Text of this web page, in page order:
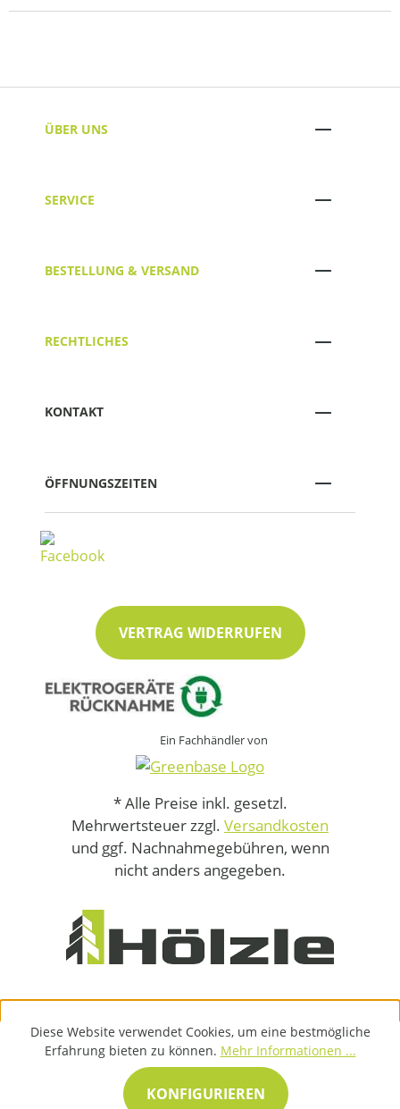
ÜBER UNS
SERVICE
BESTELLUNG & VERSAND
RECHTLICHES
KONTAKT
ÖFFNUNGSZEITEN
VERTRAG WIDERRUFEN
Ein Fachhändler von
* Alle Preise inkl. gesetzl.
Mehrwertsteuer zzgl. Versandkosten
und ggf. Nachnahmegebühren, wenn
nicht anders angegeben.
Diese Website verwendet Cookies, um eine bestmögliche
Erfahrung bieten zu können. Mehr Informationen ...
KONFIGURIEREN